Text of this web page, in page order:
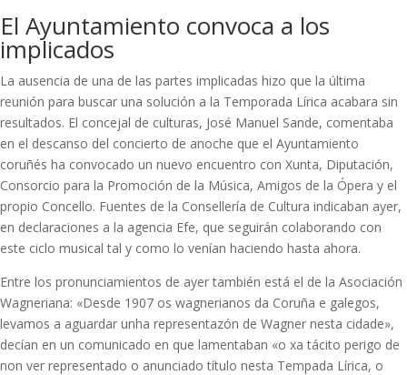
El Ayuntamiento convoca a los
implicados
La ausencia de una de las partes implicadas hizo que la última
reunión para buscar una solución a la Temporada Lírica acabara sin
resultados. El concejal de culturas, José Manuel Sande, comentaba
en el descanso del concierto de anoche que el Ayuntamiento
coruñés ha convocado un nuevo encuentro con Xunta, Diputación,
Consorcio para la Promoción de la Música, Amigos de la Ópera y el
propio Concello. Fuentes de la Consellería de Cultura indicaban ayer,
en declaraciones a la agencia Efe, que seguirán colaborando con
este ciclo musical tal y como lo venían haciendo hasta ahora.
Entre los pronunciamientos de ayer también está el de la Asociación
Wagneriana: «Desde 1907 os wagnerianos da Coruña e galegos,
levamos a aguardar unha representazón de Wagner nesta cidade»,
decían en un comunicado en que lamentaban «o xa tácito perigo de
non ver representado o anunciado título nesta Tempada Lírica, o